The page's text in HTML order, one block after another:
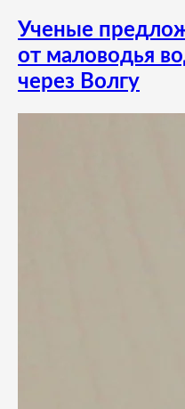
Ученые
от маловодья
через Волгу